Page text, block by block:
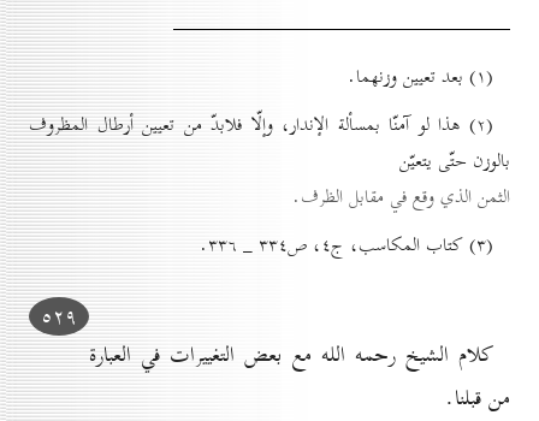
(۱) بعد تعيين وزنهما.
(۲) هذا لو آمنّا بمسألة الإندار، وإلّا فلابدّ من تعيين أرطال المظروف
بالوزن حتّى يتعيّن
الثمن الذي وقع في مقابل الظرف.
(۳) کتاب المكاسب، ج٤، ص۳۳٤ _ ۳۳٦.
٥۲۹
كلام الشيخ رحمه الله مع بعض التغييرات في العبارة
من قبلنا.